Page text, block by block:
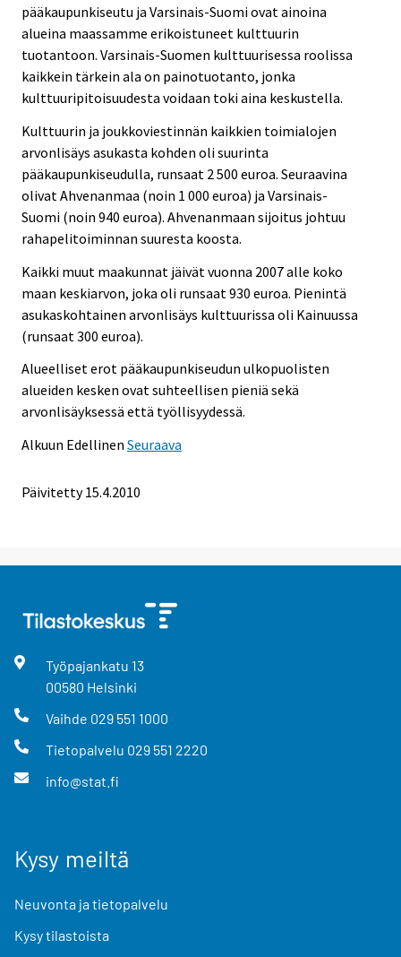
pääkaupunkiseutu ja Varsinais-Suomi ovat ainoina
alueina maassamme erikoistuneet kulttuurin
tuotantoon. Varsinais-Suomen kulttuurisessa roolissa
kaikkein tärkein ala on painotuotanto, jonka
kulttuuripitoisuudesta voidaan toki aina keskustella.
Kulttuurin ja joukkoviestinnän kaikkien toimialojen
arvonlisäys asukasta kohden oli suurinta
pääkaupunkiseudulla, runsaat 2 500 euroa. Seuraavina
olivat Ahvenanmaa (noin 1 000 euroa) ja Varsinais-
Suomi (noin 940 euroa). Ahvenanmaan sijoitus johtuu
rahapelitoiminnan suuresta koosta.
Kaikki muut maakunnat jäivät vuonna 2007 alle koko
maan keskiarvon, joka oli runsaat 930 euroa. Pienintä
asukaskohtainen arvonlisäys kulttuurissa oli Kainuussa
(runsaat 300 euroa).
Alueelliset erot pääkaupunkiseudun ulkopuolisten
alueiden kesken ovat suhteellisen pieniä sekä
arvonlisäyksessä että työllisyydessä.
Alkuun Edellinen Seuraava
Päivitetty15.4.2010
Työpajankatu 13
00580 Helsinki
Vaihde 029 551 1000
Tietopalvelu 029 551 2220
info@stat.fi
Kysy meiltä
Neuvonta ja tietopalvelu
Kysy tilastoista